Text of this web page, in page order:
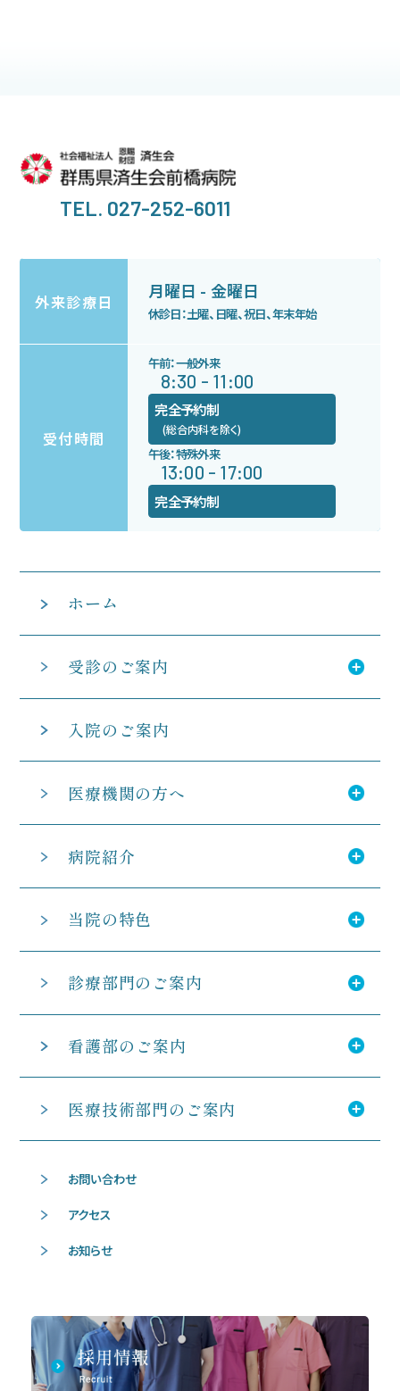
TEL. 027-252-6011
外来診療日 月曜日 - 金曜日
休診日：土曜、日曜、祝日、年末年始
受付時間
午前：一般外来
8:30 - 11:00
完全予約制
(総合内科を除く)
午後：特殊外来
13:00 - 17:00
完全予約制
ホーム
受診のご案内
入院のご案内
医療機関の方へ
病院紹介
当院の特色
診療部門のご案内
看護部のご案内
医療技術部門のご案内
お問い合わせ
アクセス
お知らせ